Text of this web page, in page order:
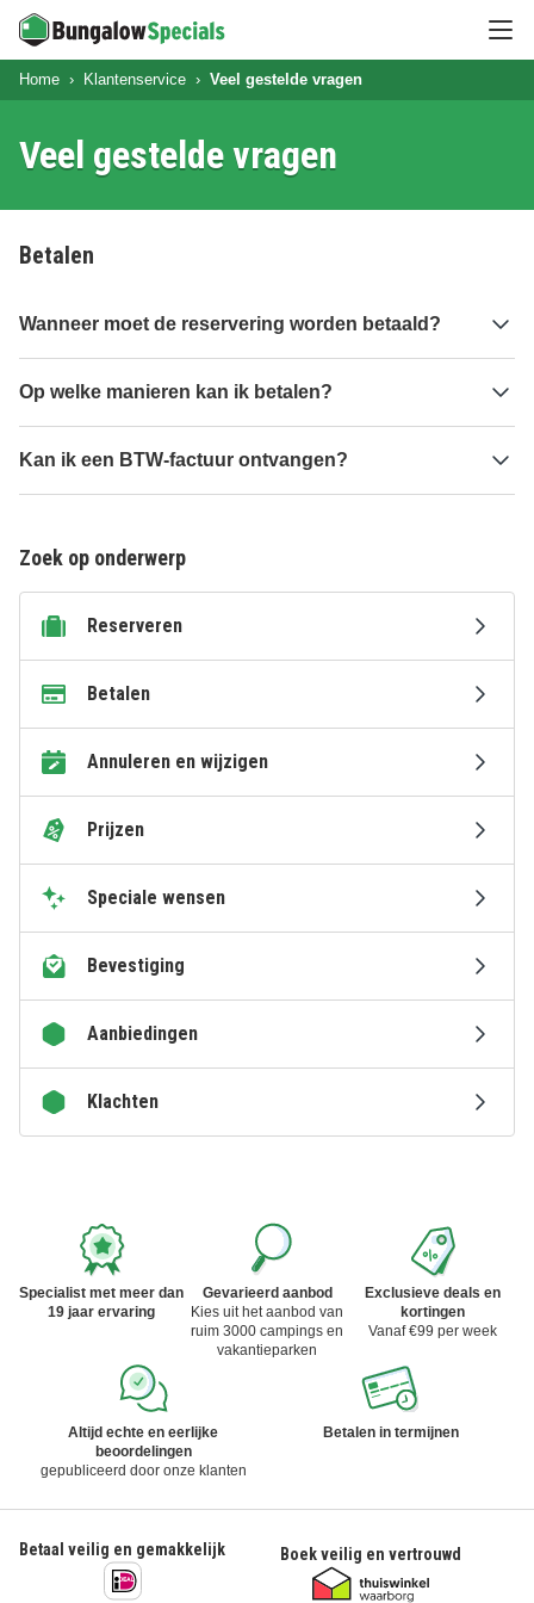
Home Klantenservice Veel gestelde vragen
Veel gestelde vragen
Betalen
Wanneer moet de reservering worden betaald?
Op welke manieren kan ik betalen?
Kan ik een BTW-factuur ontvangen?
Zoek op onderwerp
Reserveren
Betalen
Annuleren en wijzigen
Prijzen
Speciale wensen
Bevestiging
Aanbiedingen
Klachten
Specialist met meer dan
19 jaar ervaring
Gevarieerd aanbod
Kies uit het aanbod van
ruim 3000 campings en
vakantieparken
Exclusieve deals en
kortingen
Vanaf €99 per week
Altijd echte en eerlijke
beoordelingen
gepubliceerd door onze klanten
Betalen in termijnen
Betaal veilig en gemakkelijk Boek veilig en vertrouwd